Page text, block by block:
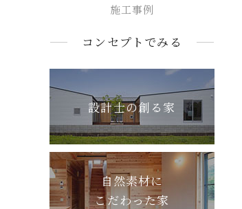
施工事例
コンセプトでみる
設計士の創る家
自然素材に
こだわった家